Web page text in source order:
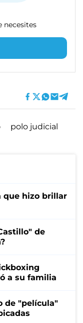
necesites
polo judicial
que hizo brillar
de
a su familia
de "película"